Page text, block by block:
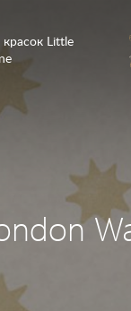
красок Little